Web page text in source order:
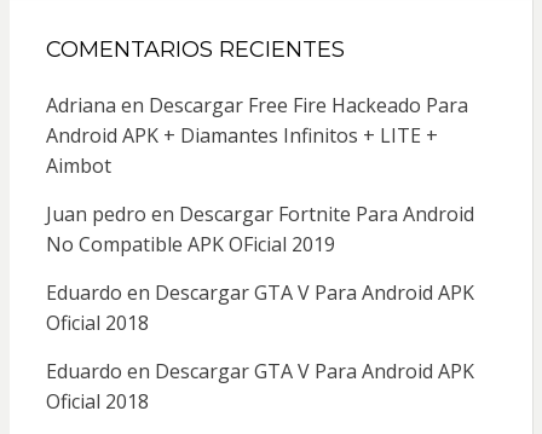
COMENTARIOS RECIENTES
Adriana en Descargar Free Fire Hackeado Para
Android APK + Diamantes Infinitos + LITE +
Aimbot
Juan pedro en Descargar Fortnite Para Android
No Compatible APK OFicial 2019
Eduardo en Descargar GTA V Para Android APK
Oficial 2018
Eduardo en Descargar GTA V Para Android APK
Oficial 2018